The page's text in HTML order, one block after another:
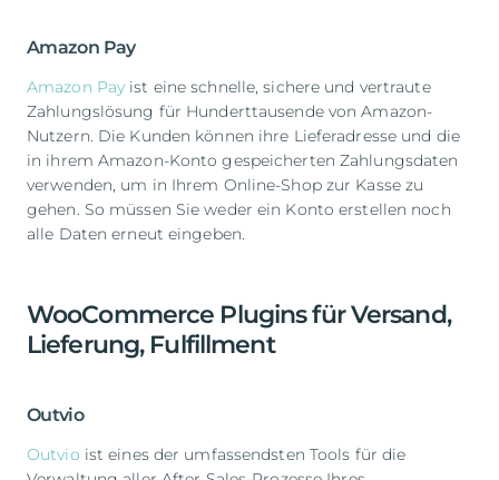
Amazon Pay
Amazon Pay ist eine schnelle, sichere und vertraute
Zahlungslösung für Hunderttausende von Amazon-
Nutzern. Die Kunden können ihre Lieferadresse und die
in ihrem Amazon-Konto gespeicherten Zahlungsdaten
verwenden, um in Ihrem Online-Shop zur Kasse zu
gehen. So müssen Sie weder ein Konto erstellen noch
alle Daten erneut eingeben.
WooCommerce Plugins für Versand,
Lieferung, Fulfillment
Outvio
Outvio ist eines der umfassendsten Tools für die